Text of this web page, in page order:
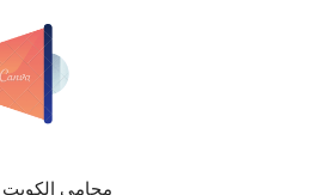
محامي